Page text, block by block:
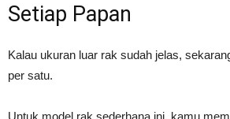
Setiap Papan
Kalau ukuran luar rak sudah jelas,
per satu.
Untuk model rak sederhana ini, kamu